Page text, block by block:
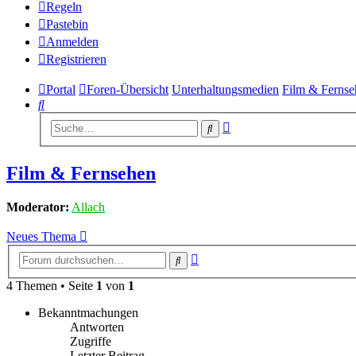
Regeln
Pastebin
Anmelden
Registrieren
Portal Foren-Übersicht Unterhaltungsmedien Film &
Suche
Suche
Film & Fernsehen
Moderator: Allach
Neues Thema
Suche
4 Themen • Seite 1 von 1
Bekanntmachungen
Antworten
Zugriffe